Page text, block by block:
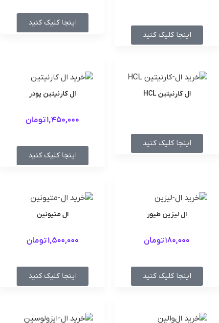
اینجا کلیک کنید
اینجا کلیک کنید
ال کارنیتین HCL
اینجا کلیک کنید
ال کارنیتین پودر
1,450,000تومان
اینجا کلیک کنید
ال لیزین طیور
180,000تومان
اینجا کلیک کنید
ال متیونین
1,500,000تومان
اینجا کلیک کنید